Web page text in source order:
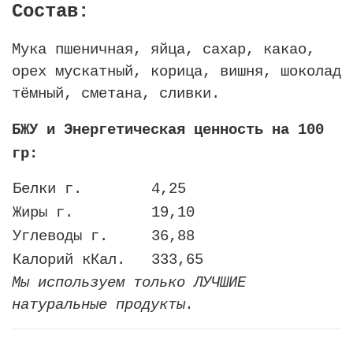
Состав:
Мука пшеничная, яйца, сахар, какао,
орех мускатный, корица, вишня, шоколад
тёмный, сметана, сливки.
БЖУ и Энергетическая ценность на 100
гр:
Белки г.
4,25
Жиры г.
19,10
Углеводы г.
36,88
Калорий кКал.
333,65
Мы используем только ЛУЧШИЕ
натуральные продукты.